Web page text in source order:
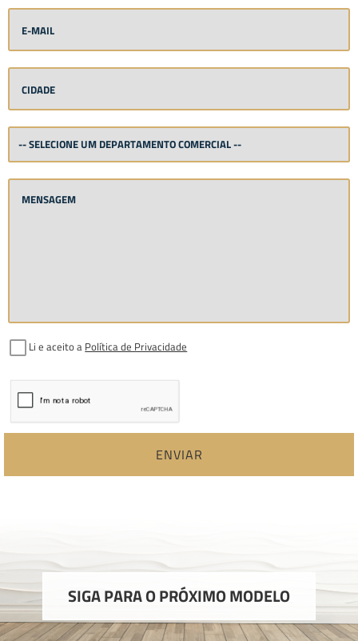
Li e aceito a Política de Privacidade
ENVIAR
SIGA PARA O PRÓXIMO MODELO